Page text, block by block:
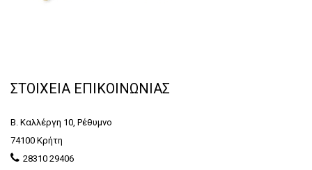
ΣΤΟΙΧΕΙΑ ΕΠΙΚΟΙΝΩΝΙΑΣ
Β. Καλλέργη 10, Ρέθυμνο
74100 Κρήτη
28310 29406